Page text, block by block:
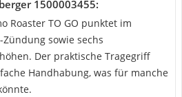
1500003455:
Roaster TO GO punktet im
sowie sechs
Der praktische Tragegriff
Handhabung, was für manche